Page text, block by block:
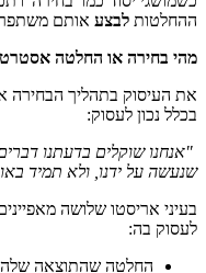
ההחלטות לבצע אותם
מהי בחירה או החלטה
את העיסוק בתהליך הבחירה
בכלל נכון לעסוק:
"אנחנו שוקלים בדעתנו
שנעשה על ידנו, ולא תמיד
בעיני אריסטו שלושה
לעסוק בה:
החלטה שהתוצאה שלה